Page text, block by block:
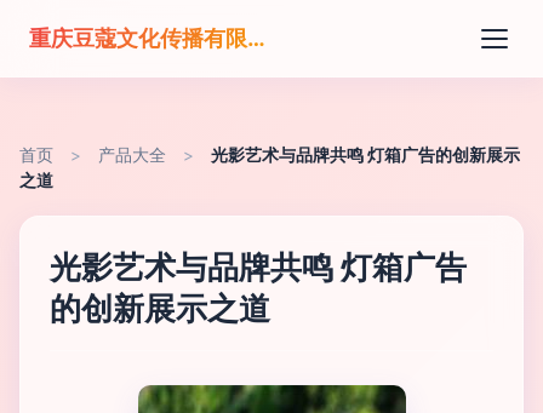
重庆豆蔻文化传播有限公司
首页 > 产品大全 >
光影艺术与品牌共鸣 灯箱广告的创新展示
之道
光影艺术与品牌共鸣 灯箱广告
的创新展示之道